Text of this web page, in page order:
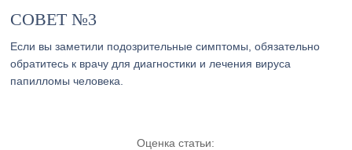
СОВЕТ №3
Если вы заметили подозрительные симптомы, обязательно
обратитесь к врачу для диагностики и лечения вируса
папилломы человека.
Оценка статьи: